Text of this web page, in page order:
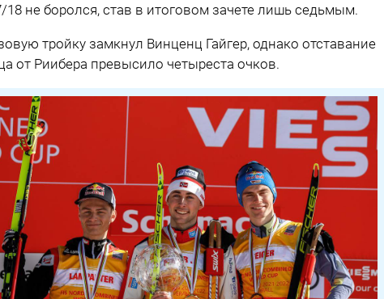
18 не боролся, став в итоговом зачете лишь седьмым.
тройку замкнул Винценц Гайгер, однако отставание
от Риибера превысило четыреста очков.